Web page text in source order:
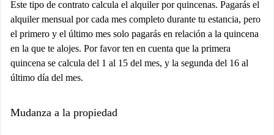
Este tipo de contrato calcula el alquiler por quincenas. Pagarás el
alquiler mensual por cada mes completo durante tu estancia, pero
el primero y el último mes solo pagarás en relación a la quincena
en la que te alojes. Por favor ten en cuenta que la primera
quincena se calcula del 1 al 15 del mes, y la segunda del 16 al
último día del mes.
Mudanza a la propiedad